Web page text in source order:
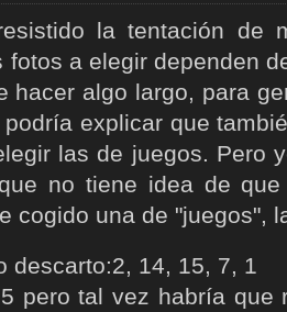
la tentación de
fotos a elegir dependen
hacer algo largo, para
explicar que
las de juegos. Pero
no tiene idea de
cogido una de "juegos",
descarto:2, 14, 15, 7, 1
pero tal vez habría que